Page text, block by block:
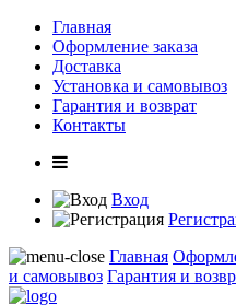
Главная
Оформление заказа
Доставка
Установка и самовывоз
Гарантия и возврат
Контакты
Вход
Главная
и самовывоз Гарантия и